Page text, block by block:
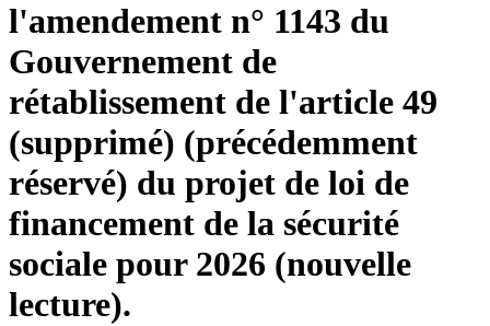
l'amendement n° 1143 du
Gouvernement de
rétablissement de l'article 49
(supprimé) (précédemment
réservé) du projet de loi de
financement de la sécurité
sociale pour 2026 (nouvelle
lecture).